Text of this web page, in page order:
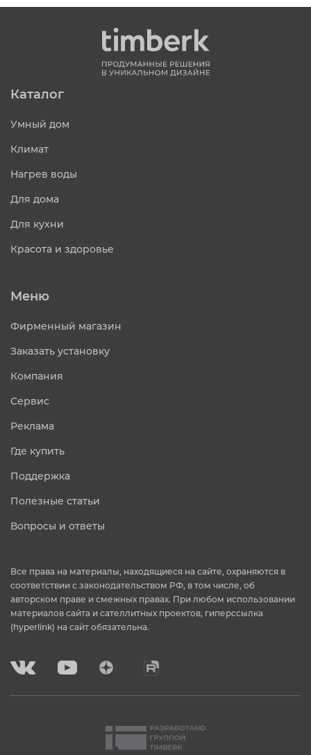
Каталог
Умный дом
Климат
Нагрев воды
Для дома
Для кухни
Красота и здоровье
Меню
Фирменный магазин
Заказать установку
Компания
Сервис
Реклама
Где купить
Поддержка
Полезные статьи
Вопросы и ответы
Все права на материалы, находящиеся на сайте, охраняются в
соответствии с законодательством РФ, в том числе, об
авторском праве и смежных правах. При любом использовании
материалов сайта и сателлитных проектов, гиперссылка
(hyperlink) на сайт обязательна.